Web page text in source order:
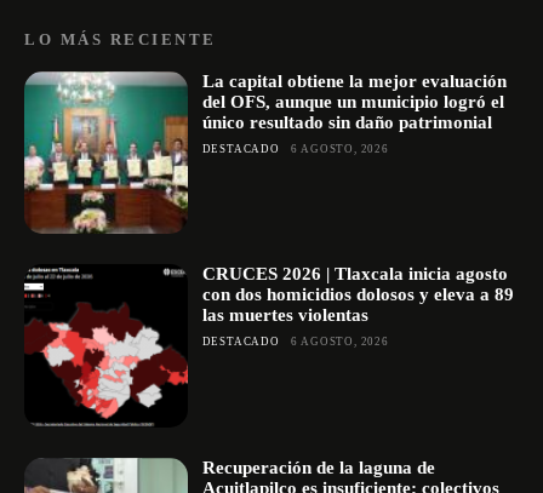
LO MÁS RECIENTE
La capital obtiene la mejor evaluación
del OFS, aunque un municipio logró el
único resultado sin daño patrimonial
DESTACADO 6 AGOSTO, 2026
CRUCES 2026 | Tlaxcala inicia agosto
con dos homicidios dolosos y eleva a 89
las muertes violentas
DESTACADO 6 AGOSTO, 2026
Recuperación de la laguna de
Acuitlapilco es insuficiente; colectivos